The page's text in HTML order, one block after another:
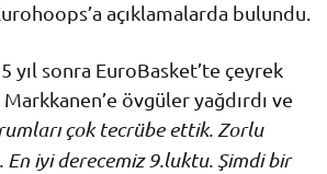
açıklamalarda bulundu.
yıl sonra EuroBasket’te çeyrek
övgüler yağdırdı ve
çok tecrübe ettik. Zorlu
iyi derecemiz 9.luktu. Şimdi bir